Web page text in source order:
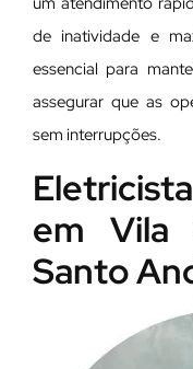
de inatividade e
essencial para
assegurar que as
sem interrupções.
em Vila
Santo